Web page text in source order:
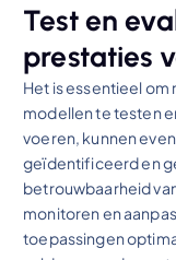
Test en
prestaties
Het is essentieel
modellen te testen
voeren, kunnen
geïdentificeerd en
betrouwbaarheid
monitoren en
toepassingen